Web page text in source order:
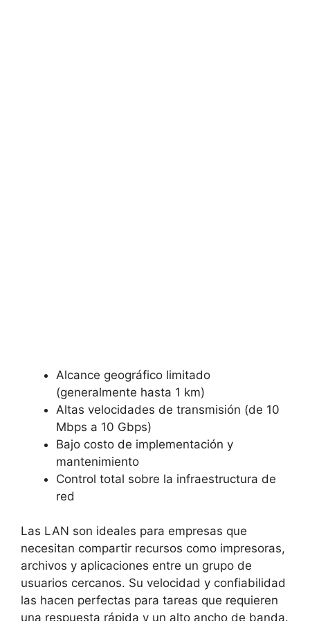
Alcance geográfico limitado
(generalmente hasta 1 km)
Altas velocidades de transmisión (de 10
Mbps a 10 Gbps)
Bajo costo de implementación y
mantenimiento
Control total sobre la infraestructura de
red
Las LAN son ideales para empresas que
necesitan compartir recursos como impresoras,
archivos y aplicaciones entre un grupo de
usuarios cercanos. Su velocidad y confiabilidad
las hacen perfectas para tareas que requieren
una respuesta rápida y un alto ancho de banda.